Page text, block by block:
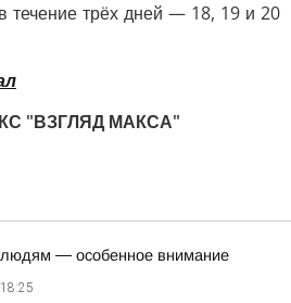
течение трёх дней — 18, 19 и 20
"ВЗГЛЯД МАКСА"
— особенное внимание